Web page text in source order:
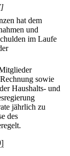
hat dem
und
im Laufe
sowie
Haushalts- und
jährlich zu
des